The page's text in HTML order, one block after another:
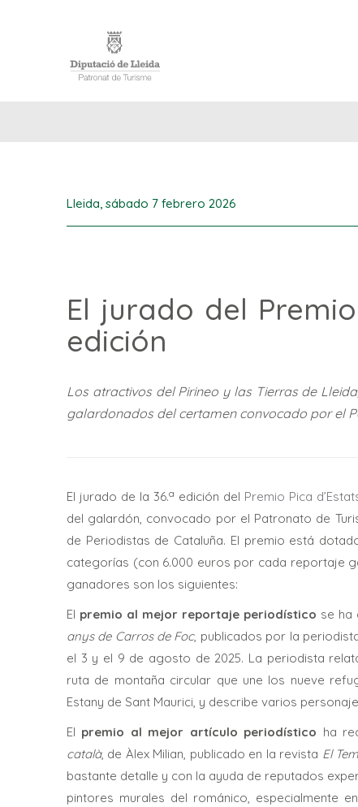
Lleida, sábado 7 febrero 2026
El jurado del
edición
Los atractivos del Pirineo y las Tierras de
galardonados del certamen convocado por el
El jurado de la 36.a edición del Premio Pica
del galardón, convocado por el Patronato de
de Periodistas de Cataluña. El premio está
categorías (con 6.000 euros por cada reportaje
ganadores son los siguientes:
El premio al mejor reportaje periodístico se ha
anys de Carros de Foc, publicados por la
el 3 y el 9 de agosto de 2025. La periodista
ruta de montaña circular que une los nueve
Estany de Sant Maurici, y describe varios
El premio al mejor artículo periodístico ha
català, de Àlex Milian, publicado en la revista El
bastante detalle y con la ayuda de reputados
pintores murales del románico, especialmente